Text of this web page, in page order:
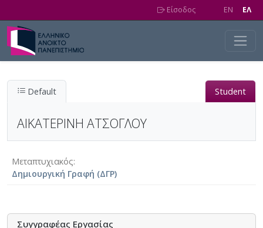
Είσοδος EN EΛ
Default Student
ΑΙΚΑΤΕΡΙΝΗ ΑΤΣΟΓΛΟΥ
Μεταπτυχιακός
Δημιουργική Γραφή (ΔΓΡ)
Συγγραφέας Εργασίας